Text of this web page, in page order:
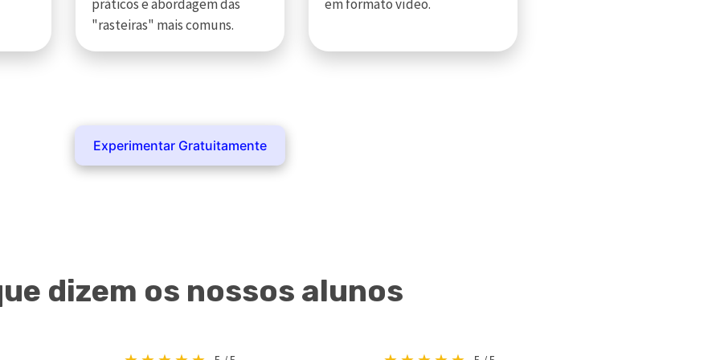
práticos e abordagem das
"rasteiras" mais comuns.
em formato vídeo.
Experimentar Gratuitamente
dizem os nossos alunos